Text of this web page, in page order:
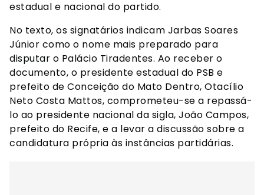
estadual e nacional do partido.
No texto, os signatários indicam Jarbas Soares
Júnior como o nome mais preparado para
disputar o Palácio Tiradentes. Ao receber o
documento, o presidente estadual do PSB e
prefeito de Conceição do Mato Dentro, Otacílio
Neto Costa Mattos, comprometeu-se a repassá-
lo ao presidente nacional da sigla, João Campos,
prefeito do Recife, e a levar a discussão sobre a
candidatura própria às instâncias partidárias.